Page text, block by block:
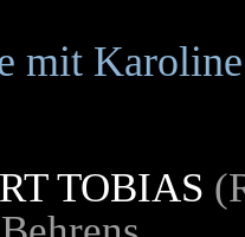
mit
TOBIAS